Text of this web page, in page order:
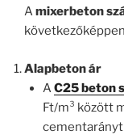
Amixerbeton
Alapbeton ár
AC25 beton
Ft/m³ között
cementarányt